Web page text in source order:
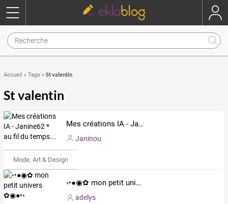
Accueil » Tags » St valentin
St valentin
Mes créations IA - Janine62 * au fil du temps...
Janinou
Mode, Art & Design
◦•●◉✿ mon petit univers ✿◉●•◦
adelys